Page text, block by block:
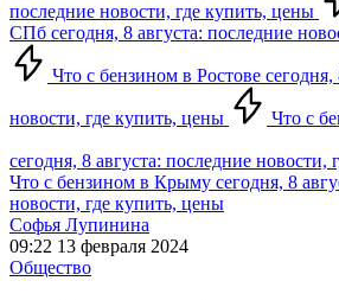
последние новости, где купить, цены
СПб сегодня, 8 августа: последние
Что с бензином в Ростове сегодня,
новости, где купить, цены Что с
сегодня, 8 августа: последние новости,
Что с бензином в Крыму сегодня, 8
новости, где купить, цены
Софья Лупинина
09:22 13 февраля 2024
Общество